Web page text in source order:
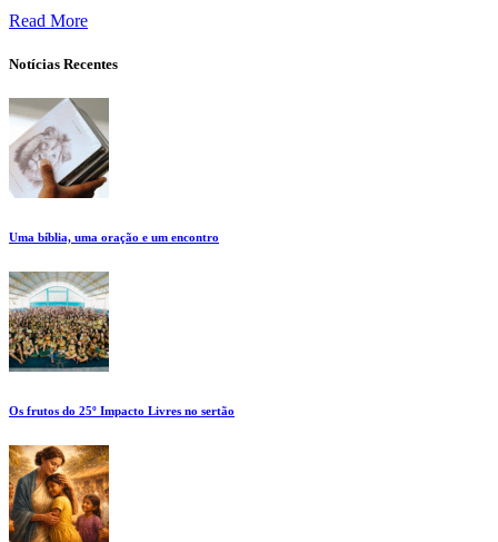
Read More
Notícias Recentes
Uma bíblia, uma oração e um encontro
Os frutos do 25º Impacto Livres no sertão